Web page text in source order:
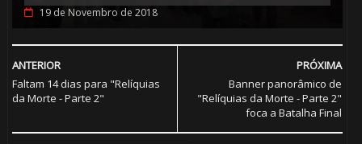
19 de Novembro de 2018
PRÓXIMA
Banner panorâmico de
"Relíquias da Morte - Parte 2"
foca a Batalha Final
ANTERIOR
Faltam 14 dias para "Relíquias
da Morte - Parte 2"